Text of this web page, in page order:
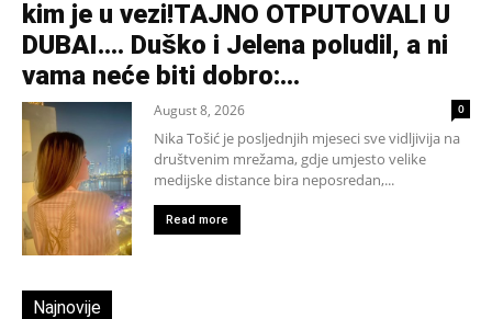
kim je u vezi!TAJNO OTPUTOVALI U
DUBAI…. Duško i Jelena poludil, a ni
vama neće biti dobro:...
August 8, 2026 0
Nika Tošić je posljednjih mjeseci sve vidljivija na
društvenim mrežama, gdje umjesto velike
medijske distance bira neposredan,...
Read more
Najnovije